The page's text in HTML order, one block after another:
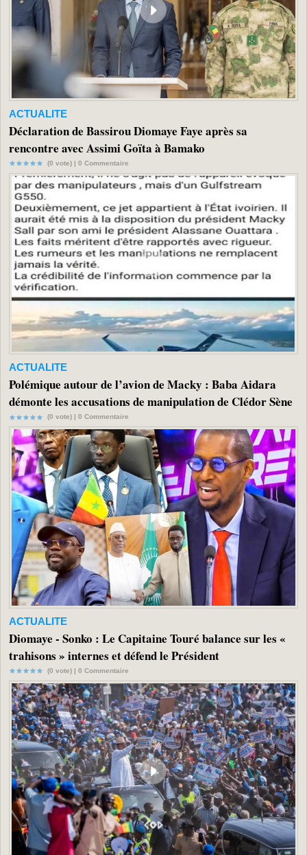
ACTUALITE
Déclaration de Bassirou Diomaye Faye après sa
rencontre avec Assimi Goïta à Bamako
(0 vote) | 0 Commentaire
ACTUALITE
Polémique autour de l’avion de Macky : Baba Aidara
démonte les accusations de manipulation de Clédor Sène
(0 vote) | 0 Commentaire
ACTUALITE
Diomaye - Sonko : Le Capitaine Touré balance sur les «
trahisons » internes et défend le Président
(0 vote) | 0 Commentaire